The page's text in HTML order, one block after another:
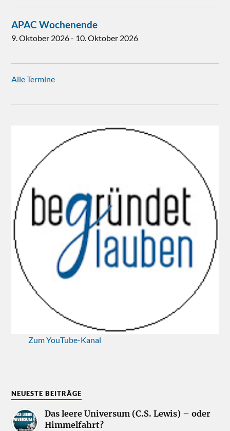
APAC Wochenende
9. Oktober 2026- 10. Oktober 2026
Alle Termine
Zum YouTube-Kanal
NEUESTE BEITRÄGE
Das leere Universum (C.S. Lewis) – oder
Himmelfahrt?